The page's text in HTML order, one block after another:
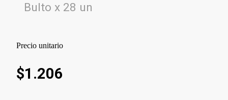
Bulto x 28 un
Precio unitario
$1.206